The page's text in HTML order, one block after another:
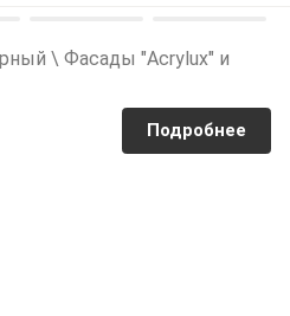
\ Фасады "Acrylux" и
Подробнее